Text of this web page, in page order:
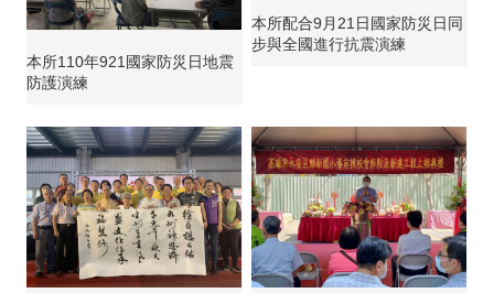
本所110年921國家防災日地震
防護演練
本所配合9月21日國家防災日同
步與全國進行抗震演練